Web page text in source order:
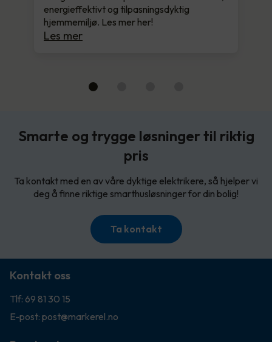
energieffektivt og tilpasningsdyktig
hjemmemiljø. Les mer her!
Les mer
Smarte og trygge løsninger til riktig
pris
Ta kontakt med en av våre dyktige elektrikere, så hjelper vi
deg å finne riktige smarthusløsninger for din bolig!
Ta kontakt
Kontakt oss
Tlf: 69 81 30 15
E-post: post@markerel.no